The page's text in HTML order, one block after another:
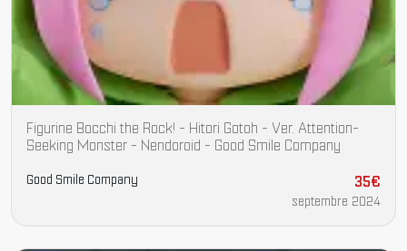
Figurine Bocchi the Rock! - Hitori Gotoh - Ver. Attention-
Seeking Monster - Nendoroid - Good Smile Company
Good Smile Company 35€
septembre 2024